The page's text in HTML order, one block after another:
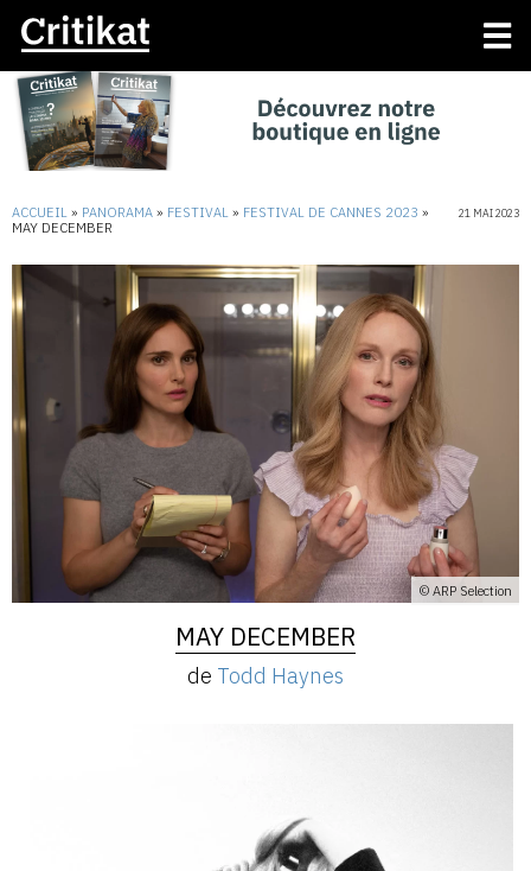
ACCUEIL » PANORAMA » FESTIVAL » FESTIVAL DE CANNES 2023 »
MAY DECEMBER
21 MAI 2023
© ARP Selection
MAY DECEMBER
de Todd Haynes